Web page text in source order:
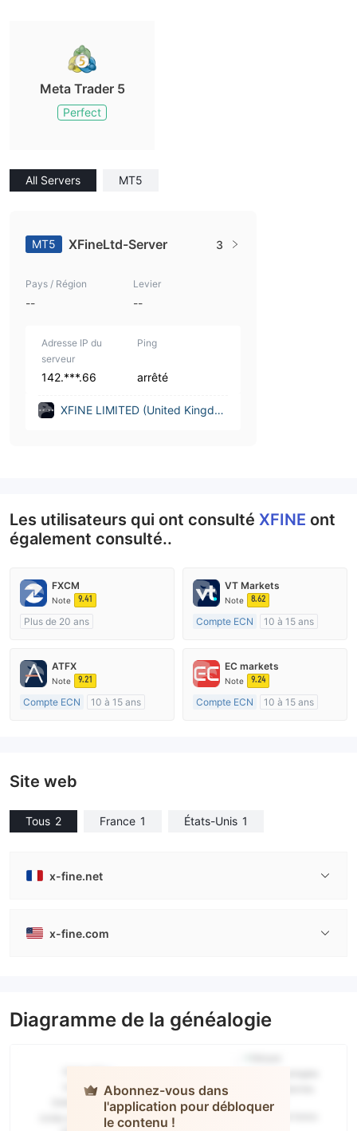
Meta Trader 5
Perfect
All Servers MT5
MT5 XFineLtd-Server 3
Pays / Région
--
Levier
--
Adresse IP du
serveur
142.***.66
Ping
arrêté
XFINE LIMITED (United Kingdo
Les utilisateurs qui ont consulté XFINE ont
également consulté..
FXCM
Note 9.41
Plus de 20 ans
Market Making (MM)
Etiquette principale MT4
VT Markets
Note 8.62
Compte ECN
10 à 15 ans
Market Making (MM)
Etiquette principale MT4
ATFX
Note 9.21
Compte ECN
10 à 15 ans
EC markets
Note 9.24
Compte ECN
10 à 15 ans
Site web
Tous 2 France 1 États-Unis 1
x-fine.net
x-fine.com
Diagramme de la généalogie
Abonnez-vous dans
l'application pour débloquer
le contenu !XFINE